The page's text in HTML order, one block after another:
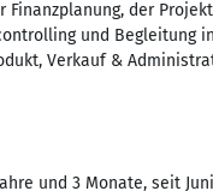
Finanzplanung, der
und Begleitung
Verkauf &
und 3 Monate, seit